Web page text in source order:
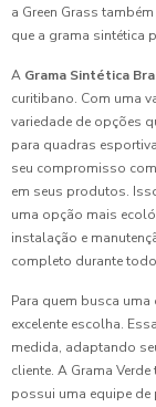
a Green Grass
que a grama sintética
A Grama Sintética
curitibano. Com uma
variedade de opções
para quadras
seu compromisso
em seus produtos.
uma opção mais
instalação e
completo durante
Para quem busca
excelente escolha.
medida, adaptando
cliente. A Grama
possui uma equipe